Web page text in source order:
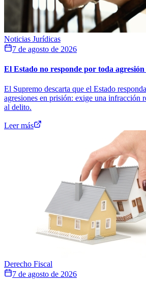
Noticias Jurídicas
7 de agosto de 2026
El Estado no responde por toda
El Supremo descarta que el Estado
agresiones en prisión: exige una infracción
al delito.
Leer más
Derecho Fiscal
7 de agosto de 2026